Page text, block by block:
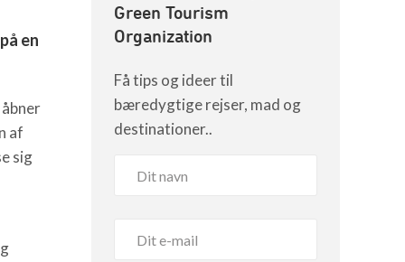
en
af
sig
Green Tourism
Organization
Få tips og ideer til
bæredygtige rejser, mad og
destinationer..